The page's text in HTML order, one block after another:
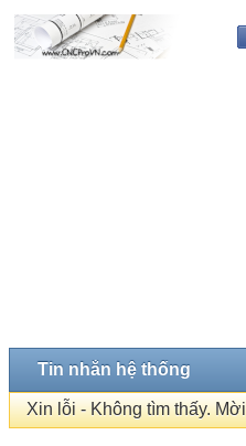
Tin nhắn hệ thống
Xin lỗi - Không tìm thấy.